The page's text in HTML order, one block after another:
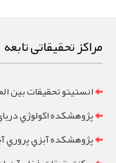
مراکز تحقیقاتی تابعه
انستیتو تحقیقات بین
پژوهشکده اکولوژي
پژوهشکده آبزي پروري